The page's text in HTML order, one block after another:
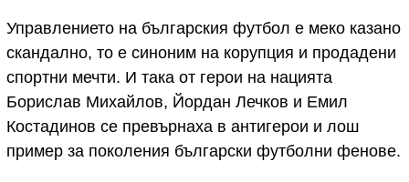
Управлението на българския футбол е меко казано
скандално, то е синоним на корупция и продадени
спортни мечти. И така от герои на нацията
Борислав Михайлов, Йордан Лечков и Емил
Костадинов се превърнаха в антигерои и лош
пример за поколения български футболни фенове.